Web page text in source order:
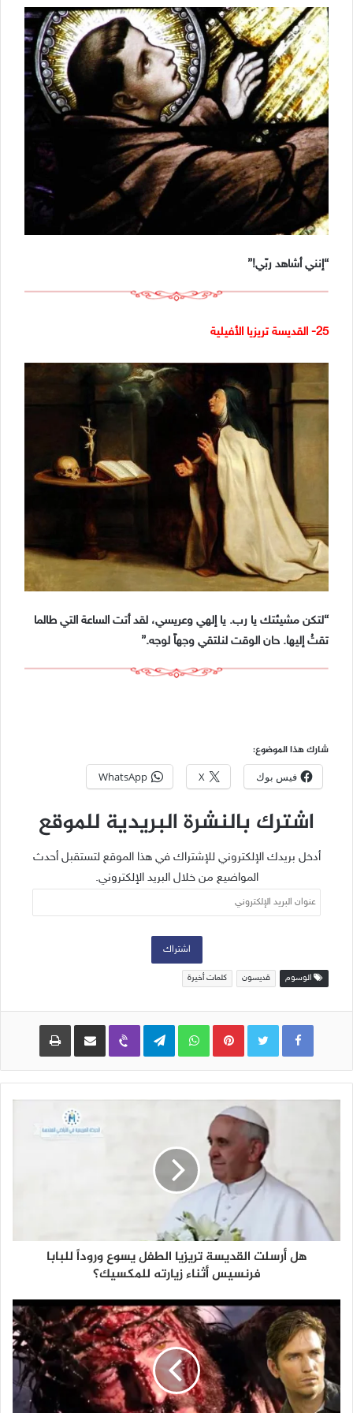
“إنني أشاهد ربّي!”
25- القديسة تريزيا الأفيلية
“لتكن مشيئتك يا رب. يا إلهي وعريسي، لقد أتت الساعة التي طالما
تقتُ إليها. حان الوقت لنلتقي وجهاً لوجه.”
شارك هذا الموضوع:
فيس بوك X
WhatsApp
اشترك بالنشرة البريدية للموقع
أدخل بريدك الإلكتروني للإشتراك في هذا الموقع لتستقبل أحدث
المواضيع من خلال البريد الإلكتروني.
عنوان
البريد
اشتراك
الوسوم قديسون كلمات أخيرة
Pinterest
WhatsApp
Telegram
Viber مشاركة عبر البريد طباعة
هل أرسلت القديسة تريزيا الطفل يسوع وروداً للبابا
فرنسيس أثناء زيارته للمكسيك؟